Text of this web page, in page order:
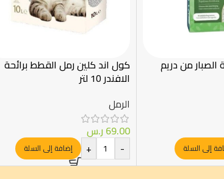
الصبار من دريم
إلى السلة
كول اند كلين رمل القطط برائحة
الافندر 10 لتر
الرمل
69.00ر.س
-
+ إضافة إلى السلة